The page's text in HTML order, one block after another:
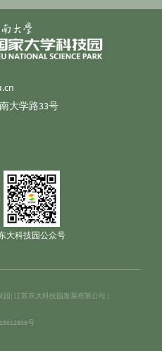
大学路33号
大科技园公众号
( 江苏东大科技园发展有限公司 )
号